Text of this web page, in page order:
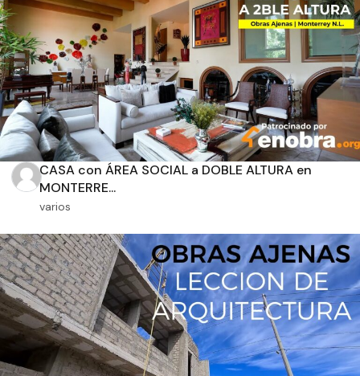
CASA con ÁREA SOCIAL a DOBLE ALTURA en
MONTERRE...
varios
Tipo de obra Estado
Recamaras Baños
Dimensiones
m2 de construcción